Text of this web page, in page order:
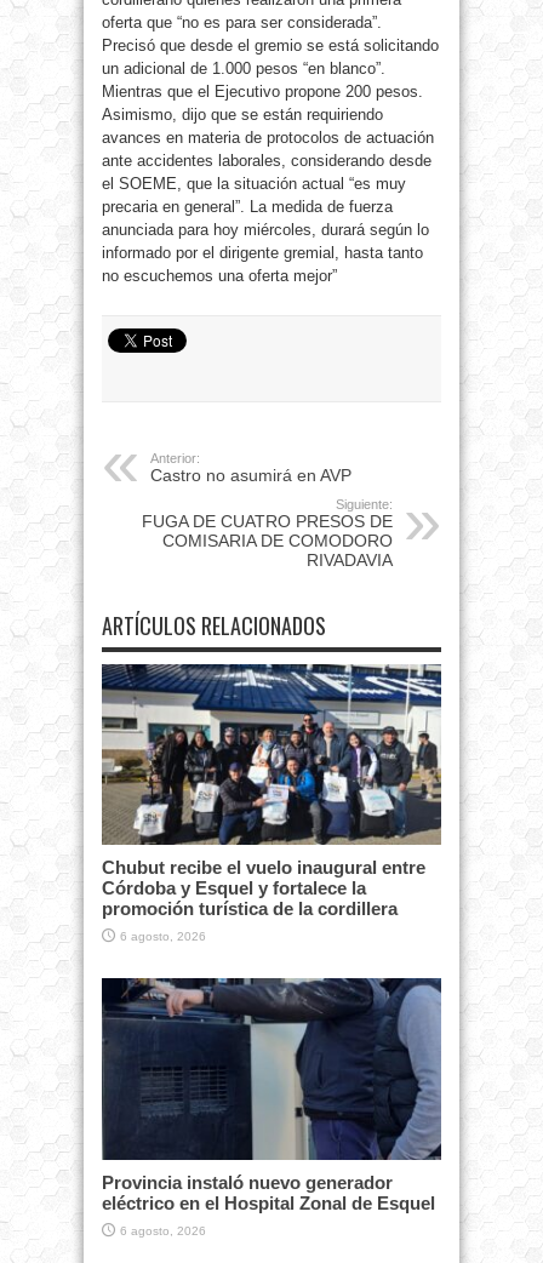
oferta que “no es para ser considerada”.
Precisó que desde el gremio se está solicitando
un adicional de 1.000 pesos “en blanco”.
Mientras que el Ejecutivo propone 200 pesos.
Asimismo, dijo que se están requiriendo
avances en materia de protocolos de actuación
ante accidentes laborales, considerando desde
el SOEME, que la situación actual “es muy
precaria en general”. La medida de fuerza
anunciada para hoy miércoles, durará según lo
informado por el dirigente gremial, hasta tanto
no escuchemos una oferta mejor”
Anterior:
Castro no asumirá en AVP
Siguiente:
FUGA DE CUATRO PRESOS DE
COMISARIA DE COMODORO
RIVADAVIA
ARTÍCULOS RELACIONADOS
Chubut recibe el vuelo inaugural entre
Córdoba y Esquel y fortalece la
promoción turística de la cordillera
6 agosto, 2026
Provincia instaló nuevo generador
eléctrico en el Hospital Zonal de Esquel
6 agosto, 2026